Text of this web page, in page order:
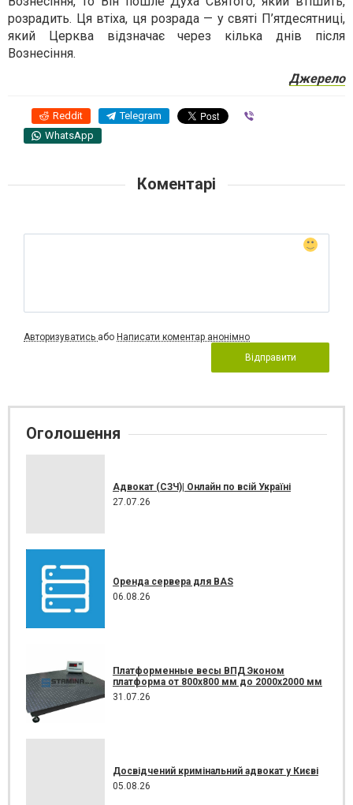
розрадить. Ця втіха, ця розрада — у святі П’ятдесятниці,
який Церква відзначає через кілька днів після
Вознесіння.
Джерело
Reddit Telegram
WhatsApp
Коментарі
Авторизуватись або Написати коментар анонімно
Відправити
Оголошення
Адвокат (СЗЧ)| Онлайн по всій Україні
27.07.26
Оренда сервера для BAS
06.08.26
Платформенные весы ВПД Эконом
платформа от 800х800 мм до 2000х2000 мм
31.07.26
Досвідчений кримінальний адвокат у Києві
05.08.26